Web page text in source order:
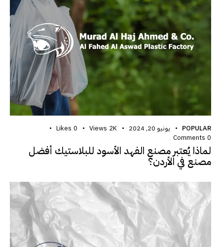
POPULAR يونيو 20, 2024 2K
Views
0
Likes
0
Comments
لماذا يُعتبر مصنع الفهد الأسود للبلاستيك أفضل
مصنع في الأردن؟